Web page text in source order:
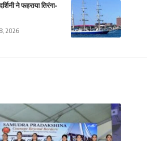
ने फहराया तिरंगा-
2026